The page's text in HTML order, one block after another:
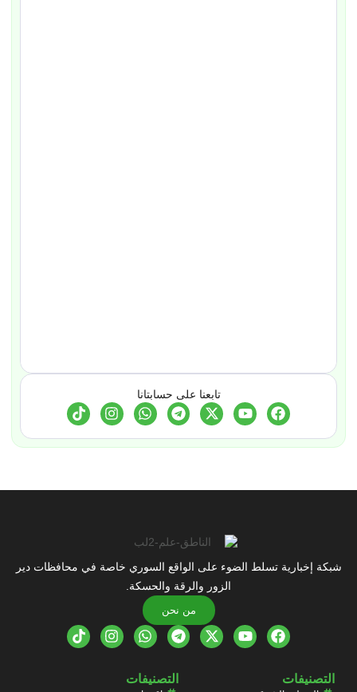
تابعنا على حسابتانا
شبكة إخبارية تسلط الضوء على الواقع السوري خاصة في محافظات دير
الزور والرقة والحسكة.
من نحن
التصنيفات التصنيفات